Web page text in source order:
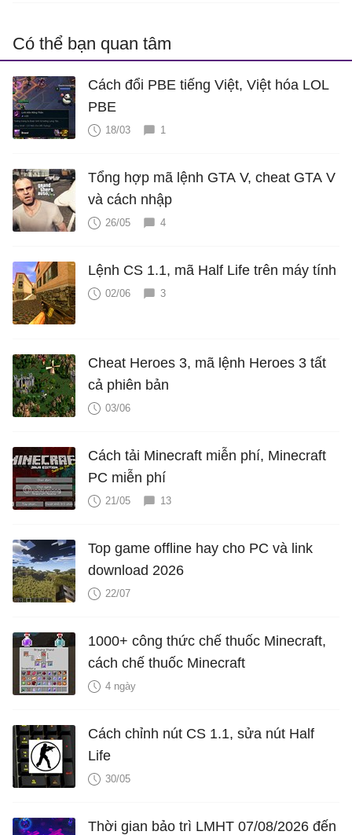
Có thể bạn quan tâm
Cách đổi PBE tiếng Việt, Việt hóa LOL
PBE
18/03 1
Tổng hợp mã lệnh GTA V, cheat GTA V
và cách nhập
26/05 4
Lệnh CS 1.1, mã Half Life trên máy tính
02/06 3
Cheat Heroes 3, mã lệnh Heroes 3 tất
cả phiên bản
03/06
Cách tải Minecraft miễn phí, Minecraft
PC miễn phí
21/05 13
Top game offline hay cho PC và link
download 2026
22/07
1000+ công thức chế thuốc Minecraft,
cách chế thuốc Minecraft
4 ngày
Cách chỉnh nút CS 1.1, sửa nút Half
Life
30/05
Thời gian bảo trì LMHT 07/08/2026 đến